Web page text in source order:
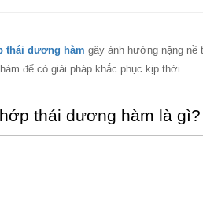
thái dương hàm gây ảnh hưởng nặng
để có giải pháp khắc phục kịp thời.
thái dương hàm là gì?